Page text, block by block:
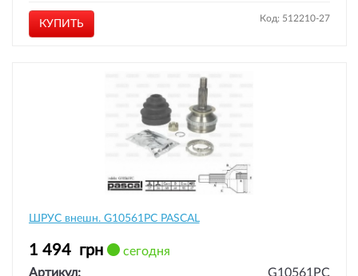
КУПИТЬ Код: 512210-27
ШРУС внешн. G10561PC PASCAL
1 494 грн
сегодня
Артикул:
G10561PC